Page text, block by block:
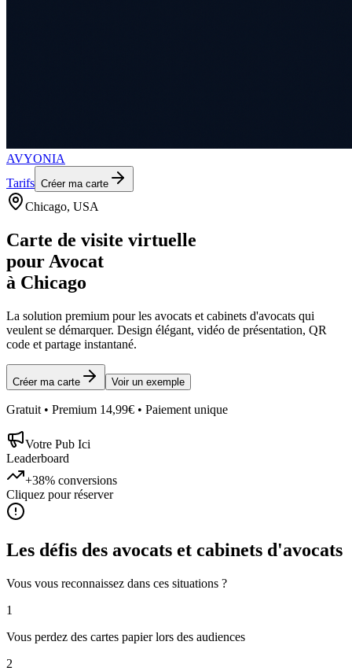
AVYONIA
Tarifs Créer ma carte
Chicago, USA
Carte de visite virtuelle
pour Avocat
à Chicago
La solution premium pour les avocats et cabinets d'avocats qui
veulent se démarquer. Design élégant, vidéo de présentation, QR
code et partage instantané.
Créer ma carte Voir un exemple
Gratuit • Premium 14,99€ • Paiement unique
Votre Pub Ici
Leaderboard
+38% conversions
Cliquez pour réserver
Les défis des avocats et cabinets d'avocats
Vous vous reconnaissez dans ces situations ?
1
Vous perdez des cartes papier lors des audiences
2